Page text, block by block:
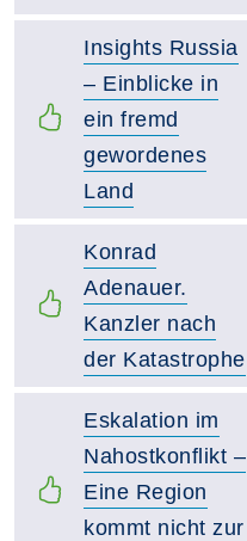
Insights Russia
– Einblicke in
ein fremd
gewordenes
Land
Konrad
Adenauer.
Kanzler nach
der Katastrophe
Eskalation im
Nahostkonflikt –
Eine Region
kommt nicht zur